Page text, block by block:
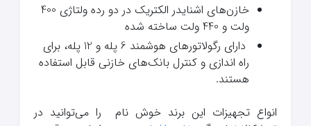
خازن‌های اشنایدر الکتریک در دو رده ولتاژی 400
ولت و 440 ولت ساخته شده
دارای رگولاتورهای هوشمند 6 پله و 12 پله، برای
راه اندازی و کنترل بانک‌های خازنی قابل استفاده
هستند.
انواع تجهیزات این برند خوش نام را می‌توانید در